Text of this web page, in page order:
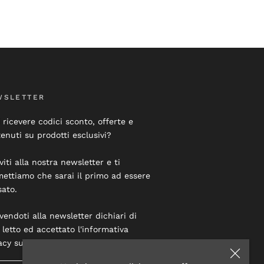
ricevere codici sconto, offerte e
su prodotti esclusivi?
alla nostra newsletter e ti
che sarai il primo ad essere
alla newsletter dichiari di
letto ed accettato l'informativa
su questo sito.